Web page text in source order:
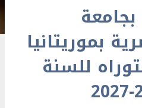
بموريتانيا
للسنة